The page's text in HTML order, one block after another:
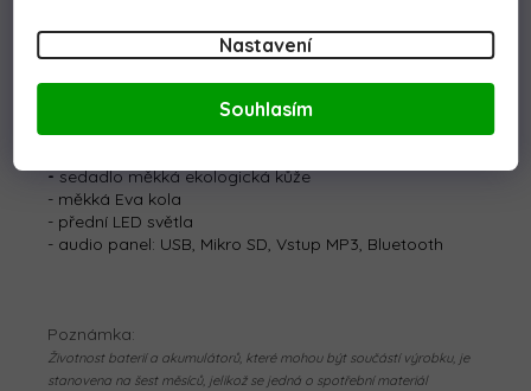
Nastavení
Souhlasím
- maximální nosnost 50 kg
- doba nabíjení 8 hodin
- doba jízdy do 1 hodiny (záleží na povrchu a váze)
- brzda: automaticky po sejmutí nohy z pedálu plynu
-sedadlo měkká ekologická kůže
- měkká Eva kola
- přední LED světla
- audio panel: USB, Mikro SD, Vstup MP3, Bluetooth
Poznámka:
Životnost baterií a akumulátorů, které mohou být součástí výrobku, je
stanovena na šest měsíců, jelikož se jedná o spotřební materiál